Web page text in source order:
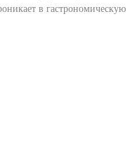
в гастрономическую